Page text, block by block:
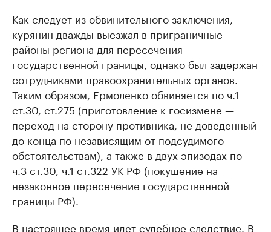
Как следует из обвинительного заключения,
курянин дважды выезжал в приграничные
районы региона для пересечения
государственной границы, однако был задержан
сотрудниками правоохранительных органов.
Таким образом, Ермоленко обвиняется по ч.1
ст.30, ст.275 (приготовление к госизмене —
переход на сторону противника, не доведенный
до конца по независящим от подсудимого
обстоятельствам), а также в двух эпизодах по
ч.3 ст.30, ч.1 ст.322 УК РФ (покушение на
незаконное пересечение государственной
границы РФ).
В настоящее время идет судебное следствие. В